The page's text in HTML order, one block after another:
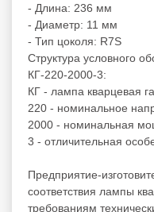
- Длина: 236 мм
- Диаметр: 11 мм
- Тип цоколя: R7S
Структура условного
КГ-220-2000-3:
КГ - лампа кварцевая
220 - номинальное
2000 - номинальная
3 - отличительная
Предприятие-
соответствия лампы
требованиям